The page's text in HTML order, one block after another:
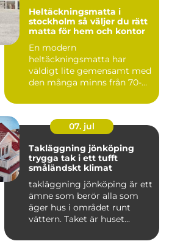
Heltäckningsmatta i
stockholm så väljer du rätt
matta för hem och kontor
En modern
heltäckningsmatta har
väldigt lite gemensamt med
den många minns från 70-
07. jul
Takläggning jönköping
trygga tak i ett tufft
småländskt klimat
takläggning jönköping är ett
ämne som berör alla som
äger hus i området runt
vättern. Taket är huset...